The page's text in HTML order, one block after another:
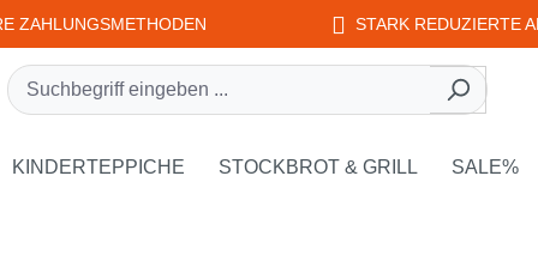
ZAHLUNGSMETHODEN STARK REDUZIERTE
EDUPLAY
der Kategorie WEPLAY
KINDERTEPPICHE STOCKBROT & GRILL SALE%